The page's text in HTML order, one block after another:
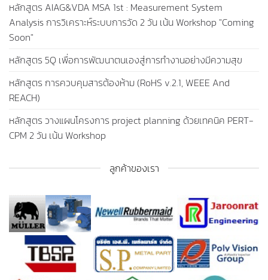
หลักสูตร AIAG&VDA MSA 1st : Measurement System
Analysis การวิเคราะห์ระบบการวัด 2 วัน เน้น Workshop "Coming
Soon"
หลักสูตร 5Q เพื่อการพัฒนาตนเองสู่การทำงานอย่างมีความสุข
หลักสูตร การควบคุมสารต้องห้าม (RoHS v.2.1, WEEE And
REACH)
หลักสูตร วางแผนโครงการ project planning ด้วยเทคนิค PERT-
CPM 2 วัน เน้น Workshop
ลูกค้าของเรา